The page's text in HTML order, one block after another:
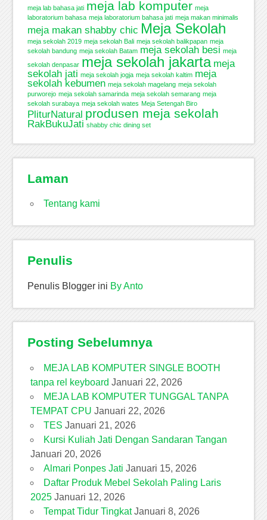
meja lab bahasa jati meja lab komputer meja
laboratorium bahasa meja laboratorium bahasa jati meja makan minimalis
meja makan shabby chic Meja Sekolah
meja sekolah 2019 meja sekolah Bali meja sekolah balikpapan meja
sekolah bandung meja sekolah Batam meja sekolah besi meja
sekolah denpasar meja sekolah jakarta meja
sekolah jati meja sekolah jogja meja sekolah kaltim meja
sekolah kebumen meja sekolah magelang meja sekolah
purworejo meja sekolah samarinda meja sekolah semarang meja
sekolah surabaya meja sekolah wates Meja Setengah Biro
PliturNatural produsen meja sekolah
RakBukuJati shabby chic dining set
Laman
Tentang kami
Penulis
Penulis Blogger ini By Anto
Posting Sebelumnya
MEJA LAB KOMPUTER SINGLE BOOTH
tanpa rel keyboard Januari 22, 2026
MEJA LAB KOMPUTER TUNGGAL TANPA
TEMPAT CPU Januari 22, 2026
TES Januari 21, 2026
Kursi Kuliah Jati Dengan Sandaran Tangan
Januari 20, 2026
Almari Ponpes Jati Januari 15, 2026
Daftar Produk Mebel Sekolah Paling Laris
2025 Januari 12, 2026
Tempat Tidur Tingkat Januari 8, 2026